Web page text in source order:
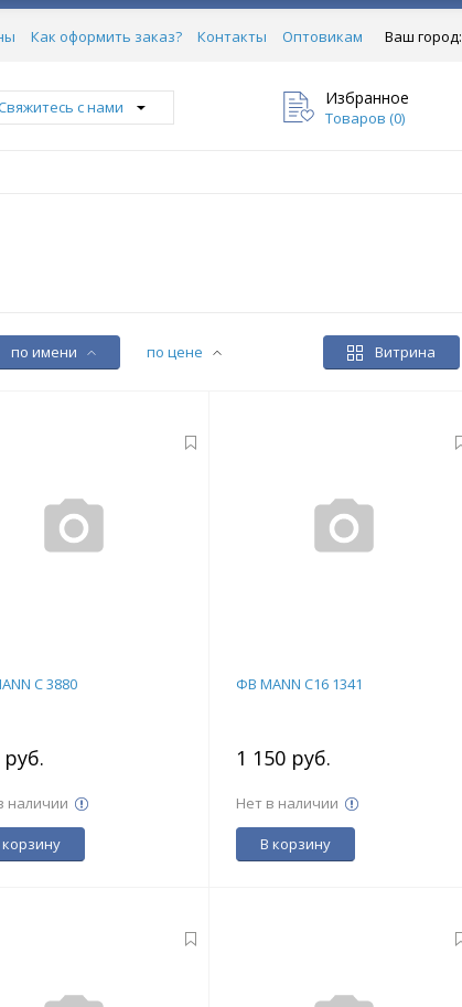
Ваш город:
Как оформить заказ? Контакты
Оптовикам
с нами Избранное
Товаров (0)
Витрина
по имени по цене
C 3880
наличии
ФВ MANN C16 1341
1 150 руб.
Нет в наличии
В корзину